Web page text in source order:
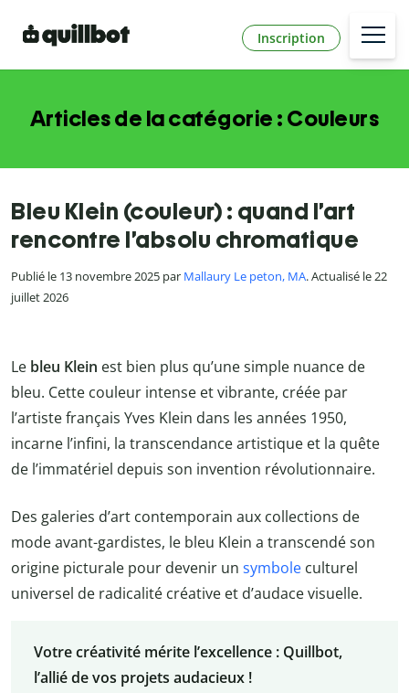
Inscription
Articles de la catégorie : Couleurs
Bleu Klein (couleur) : quand l’art
rencontre l’absolu chromatique
Publié le 13 novembre 2025 par Mallaury Le peton, MA. Actualisé le 22
juillet 2026
Le bleu Klein est bien plus qu’une simple nuance de
bleu. Cette couleur intense et vibrante, créée par
l’artiste français Yves Klein dans les années 1950,
incarne l’infini, la transcendance artistique et la quête
de l’immatériel depuis son invention révolutionnaire.
Des galeries d’art contemporain aux collections de
mode avant-gardistes, le bleu Klein a transcendé son
origine picturale pour devenir un symbole culturel
universel de radicalité créative et d’audace visuelle.
Votre créativité mérite l’excellence : Quillbot,
l’allié de vos projets audacieux !